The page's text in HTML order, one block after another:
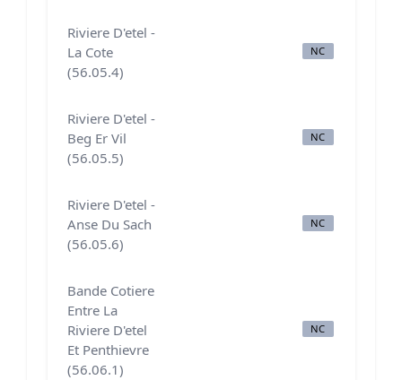
Riviere D'etel -
La Cote
(56.05.4)
NC
Riviere D'etel -
Beg Er Vil
(56.05.5)
NC
Riviere D'etel -
Anse Du Sach
(56.05.6)
NC
Bande Cotiere
Entre La
Riviere D'etel
Et Penthievre
(56.06.1)
NC